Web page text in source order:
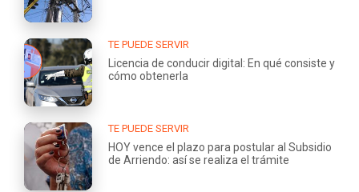
TE PUEDE SERVIR
Licencia de conducir digital: En qué consiste y
cómo obtenerla
TE PUEDE SERVIR
HOY vence el plazo para postular al Subsidio
de Arriendo: así se realiza el trámite